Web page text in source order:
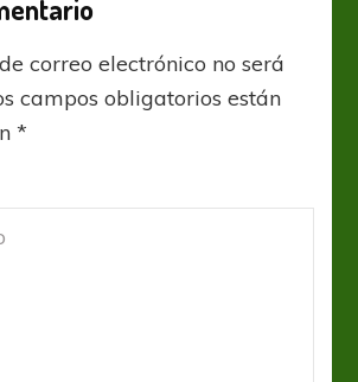
correo electrónico no será
campos obligatorios están
*